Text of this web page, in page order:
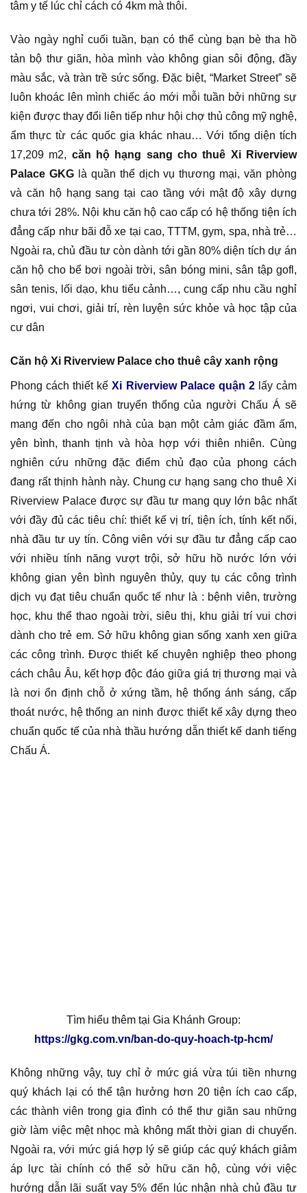
tâm y tế lúc chỉ cách có 4km mà thôi.
Vào ngày nghỉ cuối tuần, bạn có thể cùng bạn bè tha hồ
tản bộ thư giãn, hòa mình vào không gian sôi động, đầy
màu sắc, và tràn trề sức sống. Đặc biệt, “Market Street” sẽ
luôn khoác lên mình chiếc áo mới mỗi tuần bởi những sự
kiện được thay đổi liên tiếp như hội chợ thủ công mỹ nghệ,
ẩm thực từ các quốc gia khác nhau… Với tổng diện tích
17,209 m2, căn hộ hạng sang cho thuê Xi Riverview
Palace GKGlà quần thể dịch vụ thương mại, văn phòng
và căn hộ hạng sang tại cao tầng với mật độ xây dựng
chưa tới 28%. Nội khu căn hộ cao cấp có hệ thống tiện ích
đẳng cấp như bãi đỗ xe tại cao, TTTM, gym, spa, nhà trẻ…
Ngoài ra, chủ đầu tư còn dành tới gần 80% diện tích dự án
căn hộ cho bể bơi ngoài trời, sân bóng mini, sân tập gofl,
sân tenis, lối dạo, khu tiểu cảnh…, cung cấp nhu cầu nghỉ
ngơi, vui chơi, giải trí, rèn luyện sức khỏe và học tập của
cư dân
Căn hộ Xi Riverview Palace cho thuê cây xanh rộng
Phong cách thiết kếXi Riverview Palace quận 2lấy cảm
hứng từ không gian truyển thống của người Chấu Á sẽ
mang đến cho ngôi nhà của bạn một cảm giác đầm ấm,
yên bình, thanh tịnh và hòa hợp với thiên nhiên. Cùng
nghiên cứu những đặc điểm chủ đạo của phong cách
đang rất thịnh hành này. Chung cư hạng sang cho thuê Xi
Riverview Palace được sự đầu tư mang quy lớn bậc nhất
với đầy đủ các tiêu chí: thiết kế vị trí, tiện ích, tính kết nối,
nhà đầu tư uy tín. Công viên với sự đầu tư đẳng cấp cao
với nhiều tính năng vượt trội, sở hữu hồ nước lớn với
không gian yên bình nguyên thủy, quy tụ các công trình
dịch vụ đạt tiêu chuẩn quốc tế như là : bệnh viên, trường
học, khu thể thao ngoài trời, siêu thị, khu giải trí vui chơi
dành cho trẻ em. Sở hữu không gian sống xanh xen giữa
các công trình. Được thiết kế chuyên nghiệp theo phong
cách châu Âu, kết hợp độc đáo giữa giá trị thương mại và
là nơi ổn định chỗ ở xứng tầm, hệ thống ánh sáng, cấp
thoát nước, hệ thống an ninh được thiết kế xây dựng theo
chuẩn quốc tế của nhà thầu hướng dẫn thiết kế danh tiếng
Chấu Á.
Tìm hiểu thêm tại Gia Khánh Group:
https://gkg.com.vn/ban-do-quy-hoach-tp-hcm/
Không những vậy, tuy chỉ ở mức giá vừa túi tiền nhưng
quý khách lại có thể tận hưởng hơn 20 tiện ích cao cấp,
các thành viên trong gia đình có thể thư giãn sau những
giờ làm việc mệt nhọc mà không mất thời gian di chuyển.
Ngoài ra, với mức giá hợp lý sẽ giúp các quý khách giảm
áp lực tài chính có thể sở hữu căn hộ, cùng với việc
hướng dẫn lãi suất vay 5% đến lúc nhận nhà chủ đầu tư